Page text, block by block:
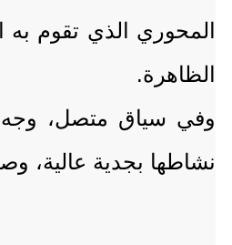
المحوري الذي تقوم به
الظاهرة.
وفي سياق متصل، وجه
نشاطها بجدية عالية،